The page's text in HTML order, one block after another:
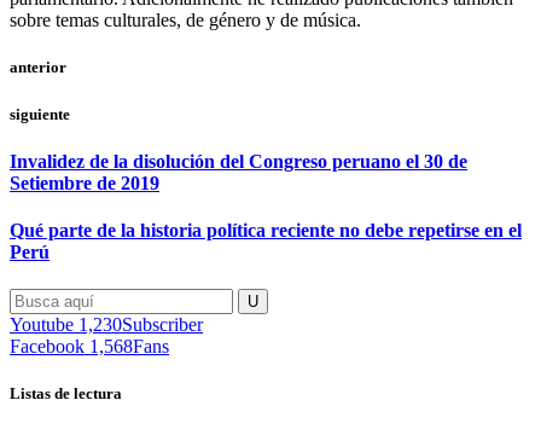
sobre temas culturales, de género y de música.
anterior
siguiente
Invalidez de la disolución del Congreso peruano el 30 de
Setiembre de 2019
Qué parte de la historia política reciente no debe repetirse en el
Perú
Youtube 1,230Subscriber
Facebook 1,568Fans
Listas de lectura